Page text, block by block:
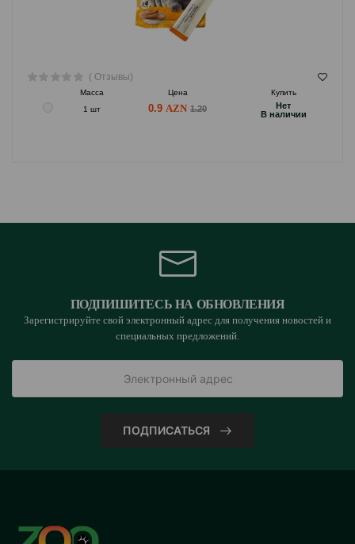
( Отзывы)
Масса Цена
Купить
1 шт
0.9 1.20
Hет
B наличии
ПОДПИШИТЕСЬ НА ОБНОВЛЕНИЯ
Зарегистрируйте свой электронный адрес для получения новостей и
специальных предложений.
ПОДПИСАТЬСЯ